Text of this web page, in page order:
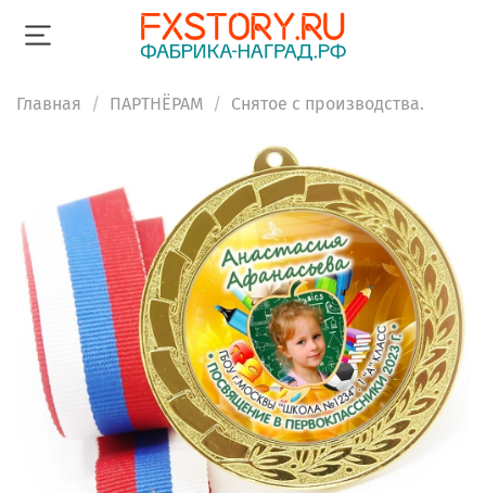
Главная ПАРТНЁРАМ Снятое с производства.